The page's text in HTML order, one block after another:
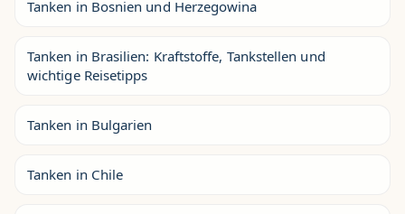
Tanken in Bosnien und Herzegowina
Tanken in Brasilien: Kraftstoffe, Tankstellen und
wichtige Reisetipps
Tanken in Bulgarien
Tanken in Chile